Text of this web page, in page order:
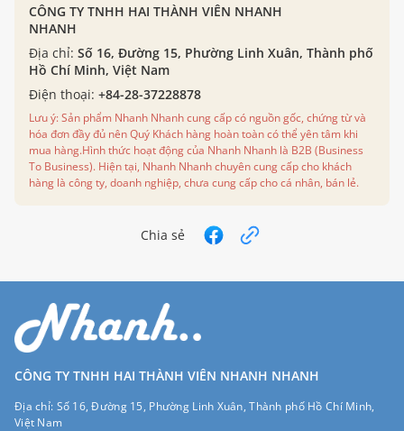
CÔNG TY TNHH HAI THÀNH VIÊN NHANH
NHANH
Địa chỉ: Số 16, Đường 15, Phường Linh Xuân, Thành phố
Hồ Chí Minh, Việt Nam
Điện thoại: +84-28-37228878
Lưu ý: Sản phẩm Nhanh Nhanh cung cấp có nguồn gốc, chứng từ và
hóa đơn đầy đủ nên Quý Khách hàng hoàn toàn có thể yên tâm khi
mua hàng.Hình thức hoạt động của Nhanh Nhanh là B2B (Business
To Business). Hiện tại, Nhanh Nhanh chuyên cung cấp cho khách
hàng là công ty, doanh nghiệp, chưa cung cấp cho cá nhân, bán lẻ.
Chia sẻ
CÔNG TY TNHH HAI THÀNH VIÊN NHANH NHANH
Địa chỉ: Số 16, Đường 15, Phường Linh Xuân, Thành phố Hồ Chí Minh,
Việt Nam